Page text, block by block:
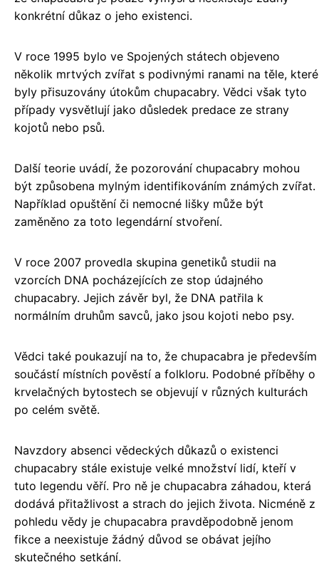
konkrétní důkaz o jeho existenci.
V roce 1995 bylo ve Spojených státech objeveno
několik mrtvých zvířat s podivnými ranami na těle, které
byly přisuzovány útokům chupacabry. Vědci však tyto
případy vysvětlují jako důsledek predace ze strany
kojotů nebo psů.
Další teorie uvádí, že pozorování chupacabry mohou
být způsobena mylným identifikováním známých zvířat.
Například opuštění či nemocné lišky může být
zaměněno za toto legendární stvoření.
V roce 2007 provedla skupina genetiků studii na
vzorcích DNA pocházejících ze stop údajného
chupacabry. Jejich závěr byl, že DNA patřila k
normálním druhům savců, jako jsou kojoti nebo psy.
Vědci také poukazují na to, že chupacabra je především
součástí místních pověstí a folkloru. Podobné příběhy o
krvelačných bytostech se objevují v různých kulturách
po celém světě.
Navzdory absenci vědeckých důkazů o existenci
chupacabry stále existuje velké množství lidí, kteří v
tuto legendu věří. Pro ně je chupacabra záhadou, která
dodává přitažlivost a strach do jejich života. Nicméně z
pohledu vědy je chupacabra pravděpodobně jenom
fikce a neexistuje žádný důvod se obávat jejího
skutečného setkání.